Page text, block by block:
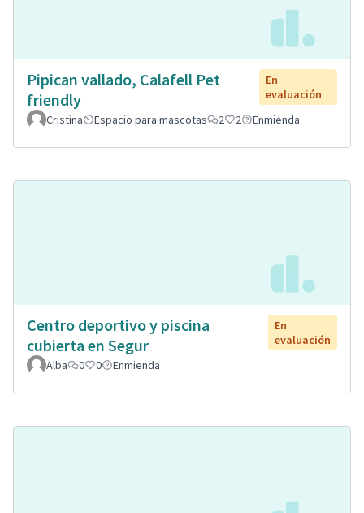
Pipican vallado, Calafell Pet
friendly
En
evaluación
Cristina
Espacio para mascotas 2 2 Enmienda
Centro deportivo y piscina
cubierta en Segur
En
evaluación
Alba
0 0 Enmienda